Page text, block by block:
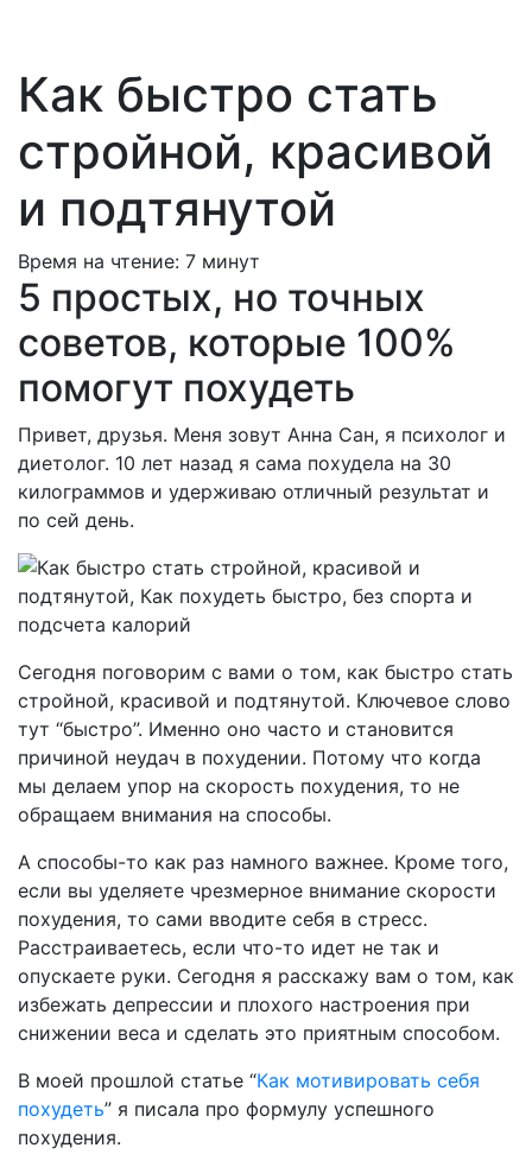
Как быстро стать
стройной, красивой
и подтянутой
Время на чтение: 7 минут
5 простых, но точных
советов, которые 100%
помогут похудеть
Привет, друзья. Меня зовут Анна Сан, я психолог и
диетолог. 10 лет назад я сама похудела на 30
килограммов и удерживаю отличный результат и
по сей день.
Сегодня поговорим с вами о том, как быстро стать
стройной, красивой и подтянутой. Ключевое слово
тут “быстро”. Именно оно часто и становится
причиной неудач в похудении. Потому что когда
мы делаем упор на скорость похудения, то не
обращаем внимания на способы.
А способы-то как раз намного важнее. Кроме того,
если вы уделяете чрезмерное внимание скорости
похудения, то сами вводите себя в стресс.
Расстраиваетесь, если что-то идет не так и
опускаете руки. Сегодня я расскажу вам о том, как
избежать депрессии и плохого настроения при
снижении веса и сделать это приятным способом.
В моей прошлой статье “Как мотивировать себя
похудеть” я писала про формулу успешного
похудения.